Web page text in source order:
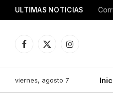
ULTIMAS NOTICIAS
Facebook
X
Instagram
viernes, agosto 7